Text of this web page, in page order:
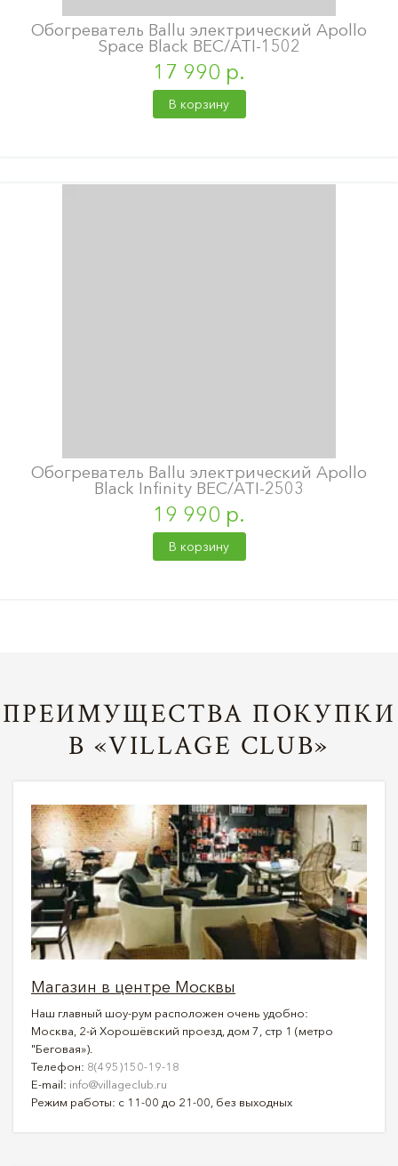
Обогреватель Ballu электрический Apollo
Space Black BEC/ATI-1502
17 990 р.
В корзину
Обогреватель Ballu электрический Apollo
Black Infinity BEC/ATI-2503
19 990 р.
В корзину
ПРЕИМУЩЕСТВА ПОКУПКИ
В «VILLAGE CLUB»
Магазин в центре Москвы
Наш главный шоу-рум расположен очень удобно:
Москва, 2-й Хорошёвский проезд, дом 7, стр 1 (метро
"Беговая»).
Телефон: 8(495)150-19-18
E-mail: info@villageclub.ru
Режим работы: с 11-00 до 21-00, без выходных